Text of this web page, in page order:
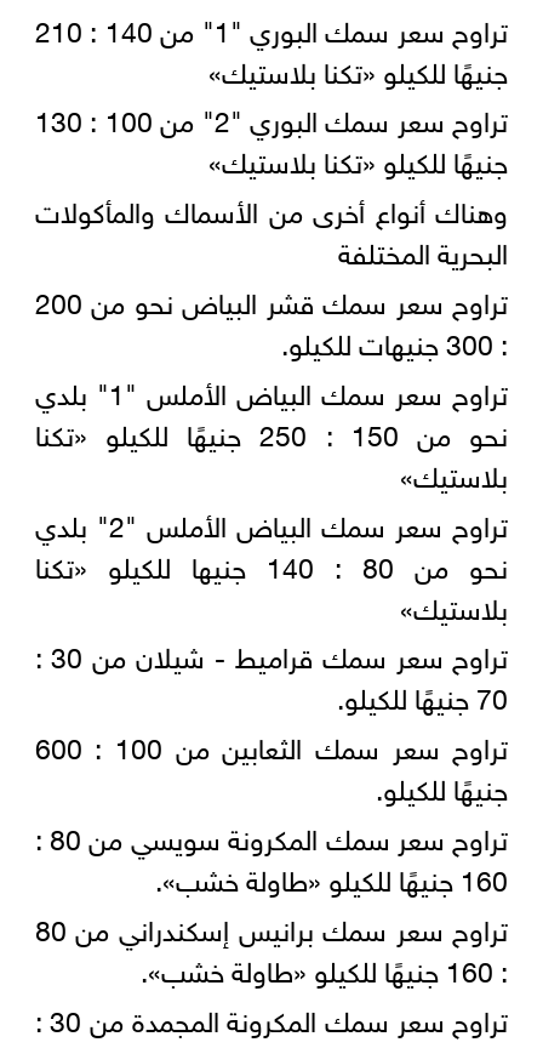
تراوح سعر سمك البوري "1" من 140 : 210
جنيهًا للكيلو «تكنا بلاستيك»
تراوح سعر سمك البوري "2" من 100 : 130
جنيهًا للكيلو «تكنا بلاستيك»
وهناك أنواع أخرى من الأسماك والمأكولات
البحرية المختلفة
تراوح سعر سمك قشر البياض نحو من 200
: 300 جنيهات للكيلو.
تراوح سعر سمك البياض الأملس "1" بلدي
نحو من 150 : 250 جنيهًا للكيلو «تكنا
بلاستيك»
تراوح سعر سمك البياض الأملس "2" بلدي
نحو من 80 : 140 جنيها للكيلو «تكنا
بلاستيك»
تراوح سعر سمك قراميط - شيلان من 30 :
70 جنيهًا للكيلو.
تراوح سعر سمك الثعابين من 100 : 600
جنيهًا للكيلو.
تراوح سعر سمك المكرونة سويسي من 80 :
160 جنيهًا للكيلو «طاولة خشب».
تراوح سعر سمك برانيس إسكندراني من 80
: 160 جنيهًا للكيلو «طاولة خشب».
تراوح سعر سمك المكرونة المجمدة من 30 :